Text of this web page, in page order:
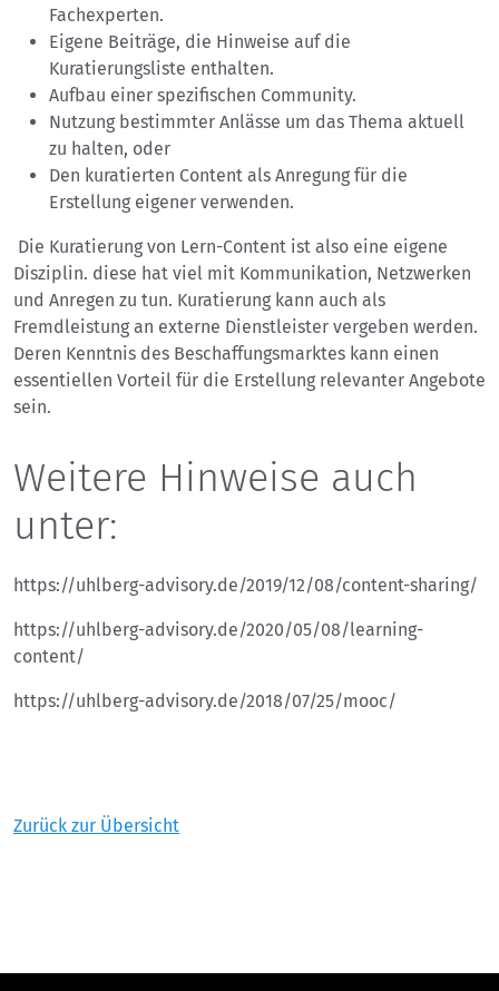
Fachexperten.
Eigene Beiträge, die Hinweise auf die
Kuratierungsliste enthalten.
Aufbau einer spezifischen Community.
Nutzung bestimmter Anlässe um das Thema aktuell
zu halten, oder
Den kuratierten Content als Anregung für die
Erstellung eigener verwenden.
Die Kuratierung von Lern-Content ist also eine eigene
Disziplin. diese hat viel mit Kommunikation, Netzwerken
und Anregen zu tun. Kuratierung kann auch als
Fremdleistung an externe Dienstleister vergeben werden.
Deren Kenntnis des Beschaffungsmarktes kann einen
essentiellen Vorteil für die Erstellung relevanter Angebote
sein.
Weitere Hinweise auch
unter:
https://uhlberg-advisory.de/2019/12/08/content-sharing/
https://uhlberg-advisory.de/2020/05/08/learning-
content/
https://uhlberg-advisory.de/2018/07/25/mooc/
Zurück zur Übersicht